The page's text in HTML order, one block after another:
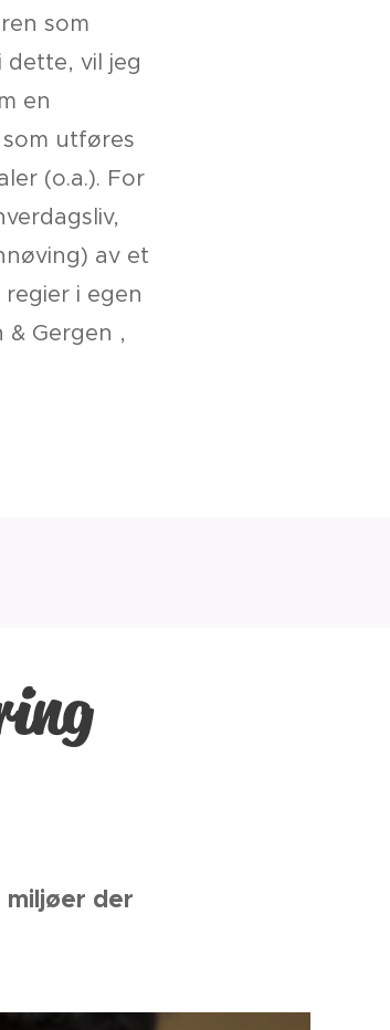
som
dette, vil jeg
en
utføres
(o.a.). For
av et
i egen
Gergen ,
der